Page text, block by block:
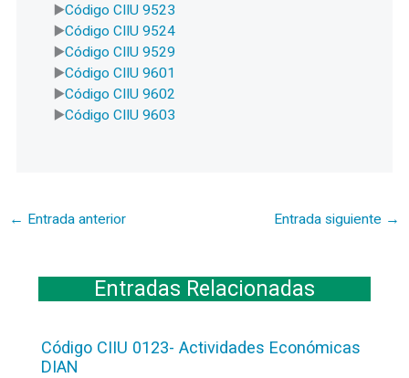
Código CIIU 9523
Código CIIU 9524
Código CIIU 9529
Código CIIU 9601
Código CIIU 9602
Código CIIU 9603
← Entrada anterior Entrada siguiente →
Entradas Relacionadas
Código CIIU 0123- Actividades Económicas
DIAN